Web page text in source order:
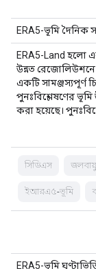
ERA5-ভূমি দৈনিক
ERA5-Land হলো
উন্নত
একটি সামঞ্জস্যপূর্ণ
পুনঃবিশ্লেষণের
করা হয়েছে।
সিডিএস জলবায়ু
ইআরএ৫-ভূমি
ERA5-ভূমি